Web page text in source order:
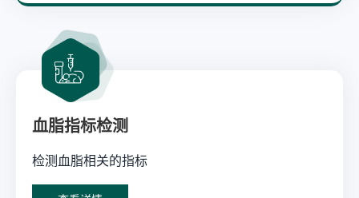
血脂指标检测
检测血脂相关的指标